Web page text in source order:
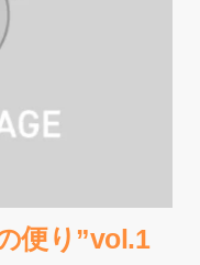
便り”vol.1